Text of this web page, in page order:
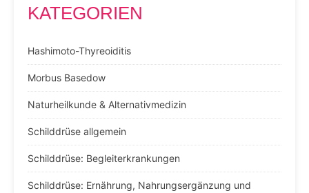
KATEGORIEN
Hashimoto-Thyreoiditis
Morbus Basedow
Naturheilkunde & Alternativmedizin
Schilddrüse allgemein
Schilddrüse: Begleiterkrankungen
Schilddrüse: Ernährung, Nahrungsergänzung und